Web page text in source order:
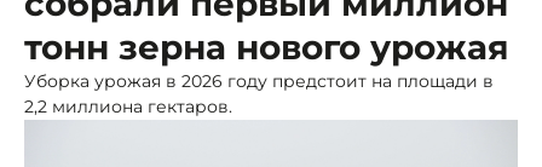
тонн зерна нового урожая
Уборка урожая в 2026 году предстоит на площади в
2,2 миллиона гектаров.